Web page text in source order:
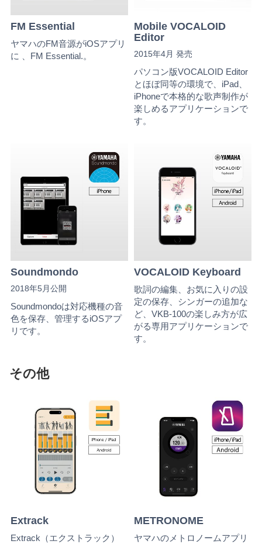
FM Essential
ヤマハのFM音源がiOSアプリ
に 、FM Essential.。
Mobile VOCALOID
Editor
2015年4月 発売
パソコン版VOCALOID Editor
とほぼ同等の環境で、iPad、
iPhoneで本格的な歌声制作が
楽しめるアプリケーションで
す。
Soundmondo
2018年5月公開
Soundmondoは対応機種の音
色を保存、管理するiOSアプ
リです。
VOCALOID Keyboard
歌詞の編集、お気に入りの設
定の保存、シンガーの追加な
ど、VKB-100の楽しみ方が広
がる専用アプリケーションで
す。
その他
Extrack
Extrack（エクストラック）
METRONOME
ヤマハのメトロノームアプリ